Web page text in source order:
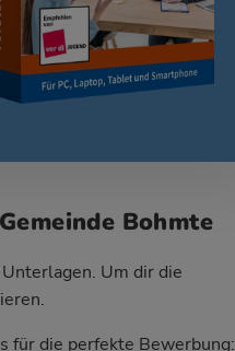
Bohmte
Um dir die
für die perfekte Bewerbung: